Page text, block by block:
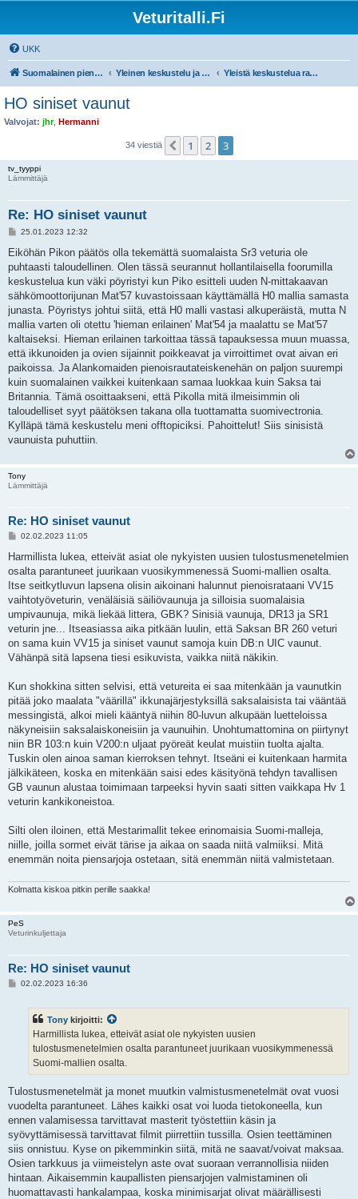
Veturitalli.Fi
UKK
Suomalainen pienoisrautatiefoorumi Yleinen keskustelu ja muut mittakaavat Yleistä keskustelua rautateistä ja pienoisrautateistä
HO siniset vaunut
Valvojat: jhr, Hermanni
34 viestiä Edellinen
1 2 3
tv_tyyppi
Lämmittäjä
Re: HO siniset vaunut
V
e
t
i
25.01.2023 12:32
Eiköhän Pikon päätös olla tekemättä suomalaista Sr3 veturia ole
puhtaasti taloudellinen. Olen tässä seurannut hollantilaisella foorumilla
keskustelua kun väki pöyristyi kun Piko esitteli uuden N-mittakaavan
sähkömoottorijunan Mat'57 kuvastoissaan käyttämällä H0 mallia samasta
junasta. Pöyristys johtui siitä, että H0 malli vastasi alkuperäistä, mutta N
mallia varten oli otettu 'hieman erilainen' Mat'54 ja maalattu se Mat'57
kaltaiseksi. Hieman erilainen tarkoittaa tässä tapauksessa muun muassa,
että ikkunoiden ja ovien sijainnit poikkeavat ja virroittimet ovat aivan eri
paikoissa. Ja Alankomaiden pienoisrautateiskenehän on paljon suurempi
kuin suomalainen vaikkei kuitenkaan samaa luokkaa kuin Saksa tai
Britannia. Tämä osoittaakseni, että Pikolla mitä ilmeisimmin oli
taloudelliset syyt päätöksen takana olla tuottamatta suomivectronia.
Kylläpä tämä keskustelu meni offtopiciksi. Pahoittelut! Siis sinisistä
vaunuista puhuttiin.
Tony
Lämmittäjä
Re: HO siniset vaunut
V
e
t
i
02.02.2023 11:05
Harmillista lukea, etteivät asiat ole nykyisten uusien tulostusmenetelmien
osalta parantuneet juurikaan vuosikymmenessä Suomi-mallien osalta.
Itse seitkytluvun lapsena olisin aikoinani halunnut pienoisrataani VV15
vaihtotyöveturin, venäläisiä säiliövaunuja ja silloisia suomalaisia
umpivaunuja, mikä liekää littera, GBK? Sinisiä vaunuja, DR13 ja SR1
veturin jne... Itseasiassa aika pitkään luulin, että Saksan BR 260 veturi
on sama kuin VV15 ja siniset vaunut samoja kuin DB:n UIC vaunut.
Vähänpä sitä lapsena tiesi esikuvista, vaikka niitä näkikin.
Kun shokkina sitten selvisi, että vetureita ei saa mitenkään ja vaunutkin
pitää joko maalata "väärillä" ikkunajärjestyksillä saksalaisista tai vääntää
messingistä, alkoi mieli kääntyä niihin 80-luvun alkupään luetteloissa
näkyneisiin saksalaiskoneisiin ja vaunuihin. Unohtumattomina on piirtynyt
niin BR 103:n kuin V200:n uljaat pyöreät keulat muistiin tuolta ajalta.
Tuskin olen ainoa saman kierroksen tehnyt. Itseäni ei kuitenkaan harmita
jälkikäteen, koska en mitenkään saisi edes käsityönä tehdyn tavallisen
GB vaunun alustaa toimimaan tarpeeksi hyvin saati sitten vaikkapa Hv 1
veturin kankikoneistoa.
Silti olen iloinen, että Mestarimallit tekee erinomaisia Suomi-malleja,
niille, joilla sormet eivät tärise ja aikaa on saada niitä valmiiksi. Mitä
enemmän noita piensarjoja ostetaan, sitä enemmän niitä valmistetaan.
Kolmatta kiskoa pitkin perille saakka!
PeS
Veturinkuljettaja
Re: HO siniset vaunut
V02.02.2023 16:36
Tony kirjoitti:
Harmillista lukea, etteivät asiat ole nykyisten uusien
tulostusmenetelmien osalta parantuneet juurikaan vuosikymmenessä
Suomi-mallien osalta.
Tulostusmenetelmät ja monet muutkin valmistusmenetelmät ovat vuosi
vuodelta parantuneet. Lähes kaikki osat voi luoda tietokoneella, kun
ennen valamisessa tarvittavat masterit työstettiin käsin ja
syövyttämisessä tarvittavat filmit piirrettiin tussilla. Osien teettäminen
siis onnistuu. Kyse on pikemminkin siitä, mitä ne saavat/voivat maksaa.
Osien tarkkuus ja viimeistelyn aste ovat suoraan verrannollisia niiden
hintaan. Aikaisemmin kaupallisten piensarjojen valmistaminen oli
huomattavasti hankalampaa, koska minimisarjat olivat määrällisesti